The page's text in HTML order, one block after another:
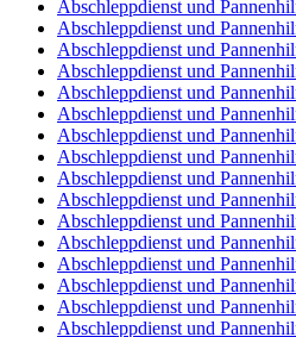
Abschleppdienst und
Abschleppdienst und
Abschleppdienst und
Abschleppdienst und
Abschleppdienst und
Abschleppdienst und
Abschleppdienst und
Abschleppdienst und
Abschleppdienst und
Abschleppdienst und
Abschleppdienst und
Abschleppdienst und
Abschleppdienst und
Abschleppdienst und
Abschleppdienst und
Abschleppdienst und